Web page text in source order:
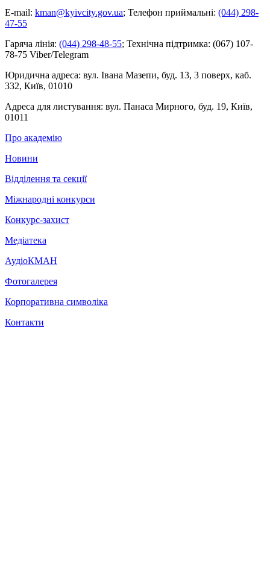
E-mail: kman@kyivcity.gov.ua; Телефон приймальні: (044) 298-
47-55
Гаряча лінія: (044) 298-48-55; Технічна підтримка: (067) 107-
78-75 Viber/Telegram
Юридична адреса: вул. Івана Мазепи, буд. 13, 3 поверх, каб.
332, Київ, 01010
Адреса для листування: вул. Панаса Мирного, буд. 19, Київ,
01011
Про академію
Новини
Відділення та секції
Міжнародні конкурси
Конкурс-захист
Медіатека
АудіоКМАН
Фотогалерея
Корпоративна символіка
Контакти